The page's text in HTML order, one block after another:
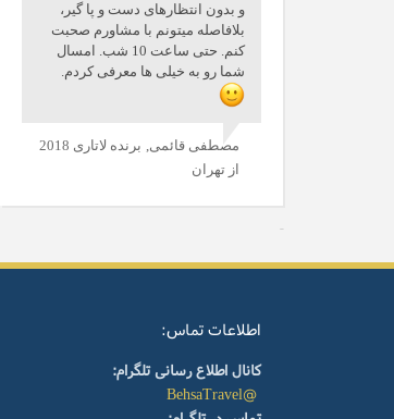
و بدون انتظارهای دست و پا گیر،
بلافاصله میتونم با مشاورم صحبت
کنم. حتی ساعت 10 شب. امسال
شما رو به خیلی ها معرفی کردم.
مصطفی قائمی,
برنده لاتاری 2018
از تهران
اطلاعات تماس:
کانال اطلاع رسانی تلگرام:
@BehsaTravel